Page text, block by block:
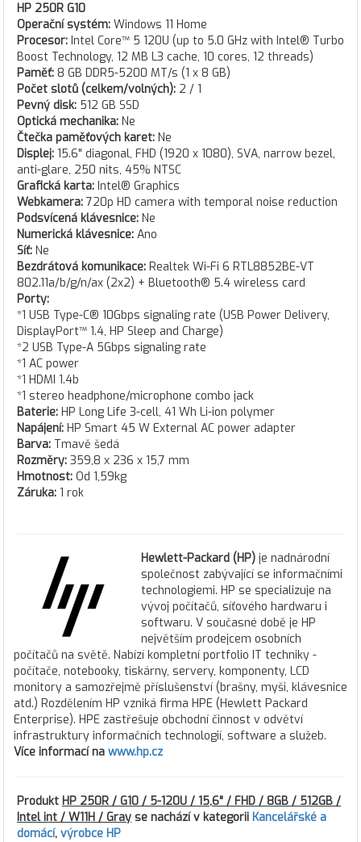
HP 250R G10
Operační systém: Windows 11 Home
Procesor: Intel Core™ 5 120U (up to 5.0 GHz with Intel® Turbo
Boost Technology, 12 MB L3 cache, 10 cores, 12 threads)
Paměť: 8 GB DDR5-5200 MT/s (1 x 8 GB)
Počet slotů (celkem/volných): 2 / 1
Pevný disk: 512 GB SSD
Optická mechanika: Ne
Čtečka paměťových karet: Ne
Displej: 15.6" diagonal, FHD (1920 x 1080), SVA, narrow bezel,
anti-glare, 250 nits, 45% NTSC
Grafická karta: Intel® Graphics
Webkamera: 720p HD camera with temporal noise reduction
Podsvícená klávesnice: Ne
Numerická klávesnice: Ano
Síť: Ne
Bezdrátová komunikace: Realtek Wi-Fi 6 RTL8852BE-VT
802.11a/b/g/n/ax (2x2) + Bluetooth® 5.4 wireless card
Porty:
*1 USB Type-C® 10Gbps signaling rate (USB Power Delivery,
DisplayPort™ 1.4, HP Sleep and Charge)
*2 USB Type-A 5Gbps signaling rate
*1 AC power
*1 HDMI 1.4b
*1 stereo headphone/microphone combo jack
Baterie: HP Long Life 3-cell, 41 Wh Li-ion polymer
Napájení: HP Smart 45 W External AC power adapter
Barva: Tmavě šedá
Rozměry: 359,8 x 236 x 15,7 mm
Hmotnost: Od 1,59kg
Záruka: 1 rok
Hewlett-Packard (HP) je nadnárodní
společnost zabývající se informačními
technologiemi. HP se specializuje na
vývoj počítačů, síťového hardwaru i
softwaru. V současné době je HP
největším prodejcem osobních
počítačů na světě. Nabízí kompletní portfolio IT techniky -
počítače, notebooky, tiskárny, servery, komponenty, LCD
monitory a samozřejmě příslušenství (brašny, myši, klávesnice
atd.) Rozdělením HP vzniká firma HPE (Hewlett Packard
Enterprise). HPE zastřešuje obchodní činnost v odvětví
infrastruktury informačních technologií, software a služeb.
Více informací na www.hp.cz
Produkt HP 250R / G10 / 5-120U / 15,6" / FHD / 8GB / 512GB /
Intel int / W11H / Gray se nachází v kategorii Kancelářské a
domácí, výrobce HP